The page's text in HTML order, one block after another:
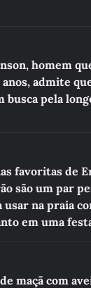
homem
anos, admite
busca pela
favoritas de
são um par
usar na praia
em uma
maçã com